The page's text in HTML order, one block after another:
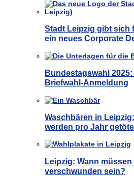
Stadt Leipzig gibt sich
ein neues Corporate
Bundestagswahl
Briefwahl-Anmeldung
Waschbären in
werden pro Jahr
Leipzig: Wann
verschwunden sein?